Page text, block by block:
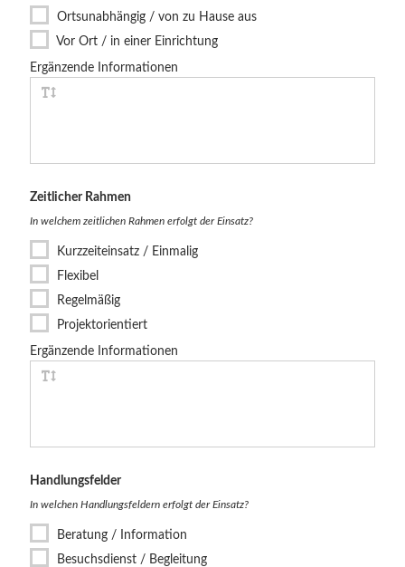
Ortsunabhängig / von zu Hause aus
Vor Ort / in einer Einrichtung
Ergänzende Informationen
Zeitlicher Rahmen
In welchem zeitlichen Rahmen erfolgt der Einsatz?
Kurzzeiteinsatz / Einmalig
Flexibel
Regelmäßig
Projektorientiert
Ergänzende Informationen
Handlungs­felder
In welchen Handlungsfeldern erfolgt der Einsatz?
Beratung / Information
Besuchsdienst / Begleitung